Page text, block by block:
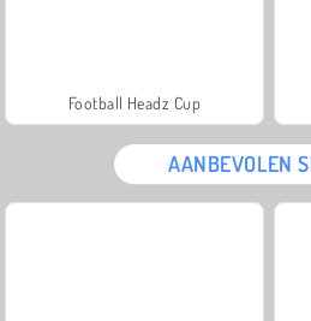
Football Headz Cup
AANBEVOLEN